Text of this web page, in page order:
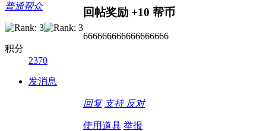
普通帮众
积分
2370
发消息
回帖奖励 +10 帮币
666666666666666666
回复 支持 反对
使用道具 举报